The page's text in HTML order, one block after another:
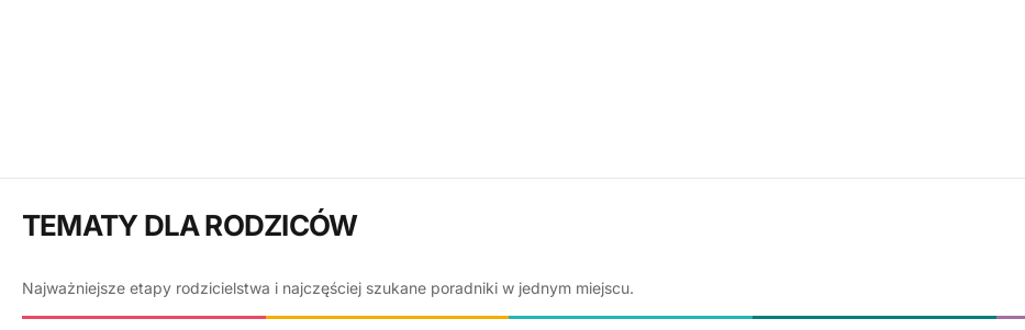
TEMATY DLA RODZICÓW
Najważniejsze etapy rodzicielstwa i najczęściej szukane poradniki w jednym miejscu.